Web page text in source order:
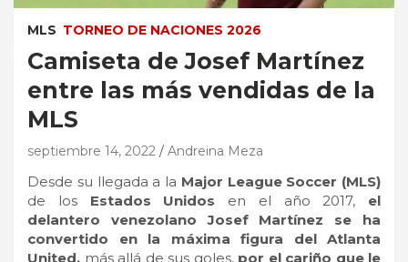
MLS TORNEO DE NACIONES 2026
Camiseta de Josef Martínez
entre las más vendidas de la
MLS
septiembre 14, 2022 Andreina Meza
Desde su llegada a la Major League Soccer (MLS)
de los Estados Unidos en el año 2017, el
delantero venezolano Josef Martínez se ha
convertido en la máxima figura del Atlanta
United, más allá de sus goles, por el cariño que le